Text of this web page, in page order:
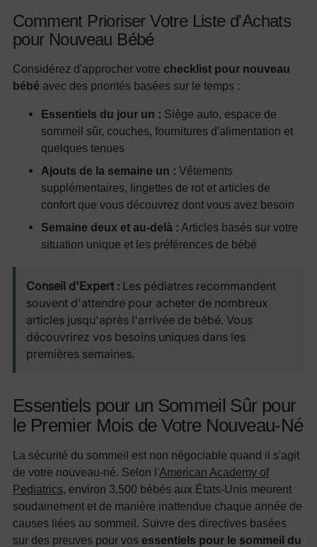
Comment Prioriser Votre Liste d'Achats
pour Nouveau Bébé
Considérez d'approcher votre checklist pour nouveau
bébé avec des priorités basées sur le temps :
Essentiels du jour un : Siège auto, espace de
sommeil sûr, couches, fournitures d'alimentation et
quelques tenues
Ajouts de la semaine un : Vêtements
supplémentaires, lingettes de rot et articles de
confort que vous découvrez dont vous avez besoin
Semaine deux et au-delà : Articles basés sur votre
situation unique et les préférences de bébé
Conseil d'Expert : Les pédiatres recommandent
souvent d'attendre pour acheter de nombreux
articles jusqu'après l'arrivée de bébé. Vous
découvrirez vos besoins uniques dans les
premières semaines.
Essentiels pour un Sommeil Sûr pour
le Premier Mois de Votre Nouveau-Né
La sécurité du sommeil est non négociable quand il s'agit
de votre nouveau-né. Selon l'American Academy of
Pediatrics, environ 3,500 bébés aux États-Unis meurent
soudainement et de manière inattendue chaque année de
causes liées au sommeil. Suivre des directives basées
sur des preuves pour vos essentiels pour le sommeil du